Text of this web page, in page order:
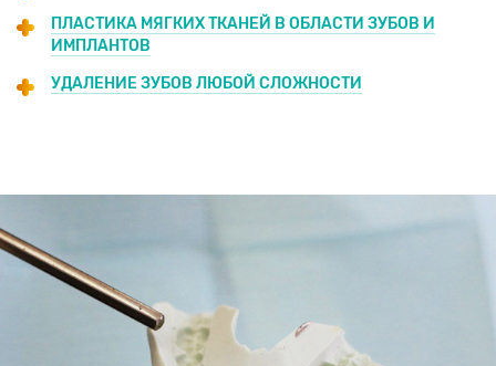
ПЛАСТИКА МЯГКИХ ТКАНЕЙ В ОБЛАСТИ ЗУБОВ И
ИМПЛАНТОВ
УДАЛЕНИЕ ЗУБОВ ЛЮБОЙ СЛОЖНОСТИ